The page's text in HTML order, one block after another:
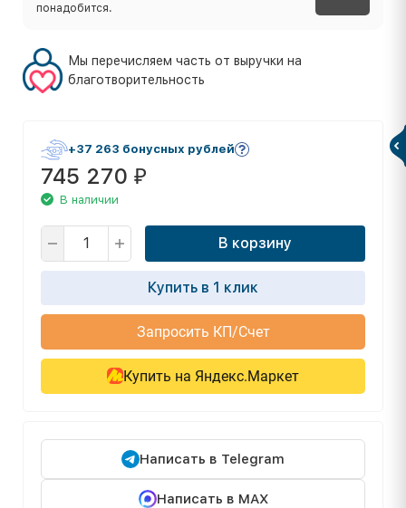
понадобится.
Мы перечисляем часть от выручки на
благотворительность
+37 263 бонусных рублей
745 270 ₽
В наличии
В корзину
Купить в 1 клик
Запросить КП/Счет
Купить на Яндекс.Маркет
Написать в Telegram
Написать в MAX